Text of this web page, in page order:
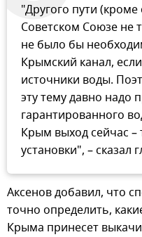
"Другого пути
Советском Союзе не
не было бы
Крымский канал,
источники воды.
эту тему давно надо
гарантированного
Крым выход сейчас
установки", – сказал
Аксенов добавил, что
точно определить,
Крыма принесет